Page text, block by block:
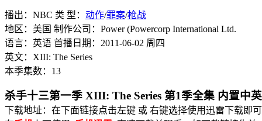
播出：NBC 类 型： 动作/罪案/枪战
地区：美国 制作公司：Power (Powercorp International Ltd.
语言：英语 首播日期：2011-06-02 周四
英文：XIII: The Series
本季集数：13
杀手十三第一季 XIII: The Series 第1季全集 内置中
下载地址：在下面链接点击左键 或 右键选择使用迅雷下载即可